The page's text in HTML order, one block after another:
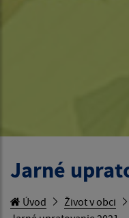
Jarné
Úvod Život v obci